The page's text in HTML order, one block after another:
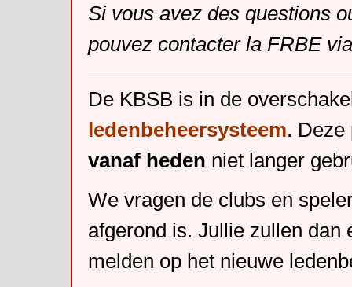
Si vous avez des questions
pouvez contacter la FRBE
De KBSB is in de
ledenbeheersysteem. Deze
vanaf heden niet langer
We vragen de clubs en
afgerond is. Jullie zullen dan
melden op het nieuwe